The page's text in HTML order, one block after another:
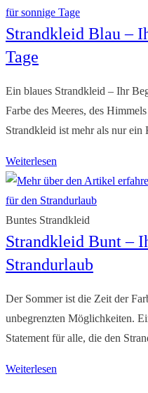
ein
Strandkleid
für
Ihren
Urlaub
Strandkleid Blau –
Tage
Ein blaues Strandkleid – Ihr
Farbe des Meeres, des
Strandkleid ist mehr als nur
Weiterlesen
Blau
–
Ihr
Begleiter
für
Tage
Buntes Strandkleid
Strandkleid Bunt –
Strandurlaub
Der Sommer ist die Zeit der
unbegrenzten Möglichkeiten.
Statement für alle, die den
Weiterlesen